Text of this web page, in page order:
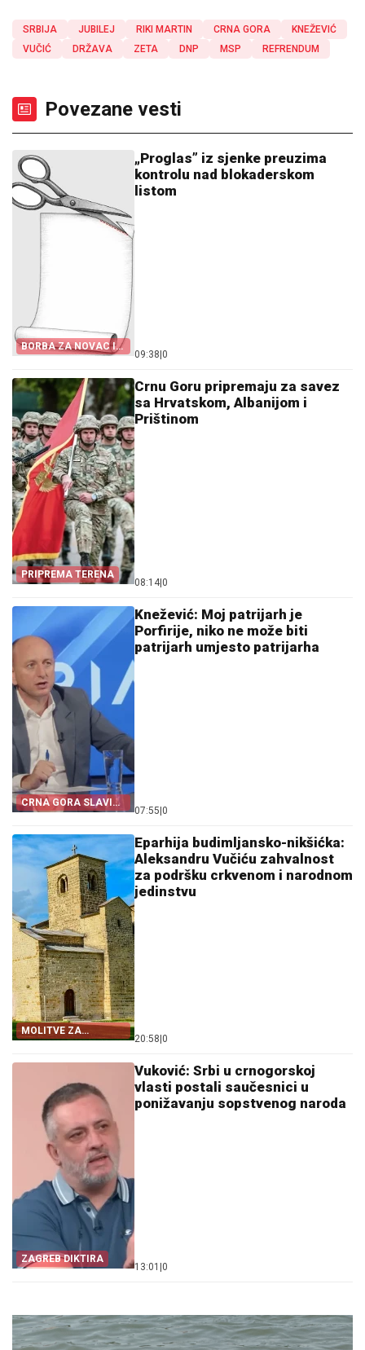
SRBIJA JUBILEJ RIKI MARTIN CRNA GORA
KNEŽEVIĆ
VUČIĆ
DRŽAVA ZETA DNP MSP REFRENDUM
Povezane vesti
BORBA ZA NOVAC I
KANDIDATE
„Proglas” iz sjenke preuzima
kontrolu nad blokaderskom
listom
09:38 0
PRIPREMA TERENA
Crnu Goru pripremaju za savez
sa Hrvatskom, Albanijom i
Prištinom
08:14 0
CRNA GORA SLAVI
„OLUJU“
Knežević: Moj patrijarh je
Porfirije, niko ne može biti
patrijarh umjesto patrijarha
07:55 0
MOLITVE ZA
ZDRAVLJE I USPJEH
Eparhija budimljansko-nikšićka:
Aleksandru Vučiću zahvalnost
za podršku crkvenom i narodnom
jedinstvu
20:58 0
ZAGREB DIKTIRA
Vuković: Srbi u crnogorskoj
vlasti postali saučesnici u
ponižavanju sopstvenog naroda
13:01 0